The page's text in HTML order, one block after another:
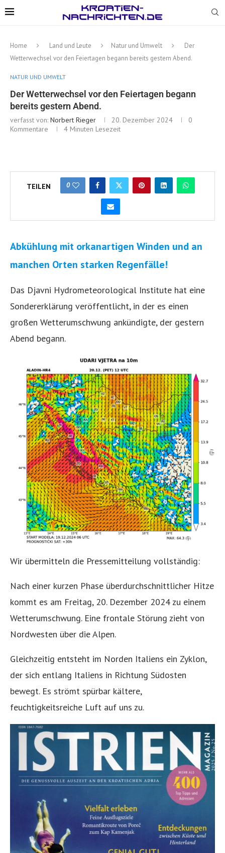
Home Land und Leute Natur und Umwelt
Der
Wetterwechsel vor den Feiertagen begann bereits gestern Abend.
NATUR UND UMWELT
Der Wetterwechsel vor den Feiertagen begann
bereits gestern Abend.
verfasst von: Norbert Rieger 20. Dezember 2024
0
Kommentare
4 Minuten Lesezeit
TEILEN 0
Abkühlung mit orkanartigen Winden und an
manchen Orten starken Regenfälle!
Das Djavni Hydrometeorological Institute hat eine
Sondererklärung veröffentlicht, in der es einen
großen Wetterumschwung ankündigte, der gestern
Abend begann.
Wir übermitteln die Pressemitteilung vollständig:
Nach einer kurzen Phase überdurchschnittlicher Hitze
kommt es am Freitag, 20. Dezember 2024 zu einem
Wetterumschwung. Eine frontale Störung zieht von
Nordwesten über die Alpen.
Gleichzeitig entsteht im Norden Italiens ein Zyklon,
der sich entlang Italiens in Richtung Südosten
bewegt. Es strömt spürbar kältere,
feuchtigkeitsreiche Luft auf uns zu.